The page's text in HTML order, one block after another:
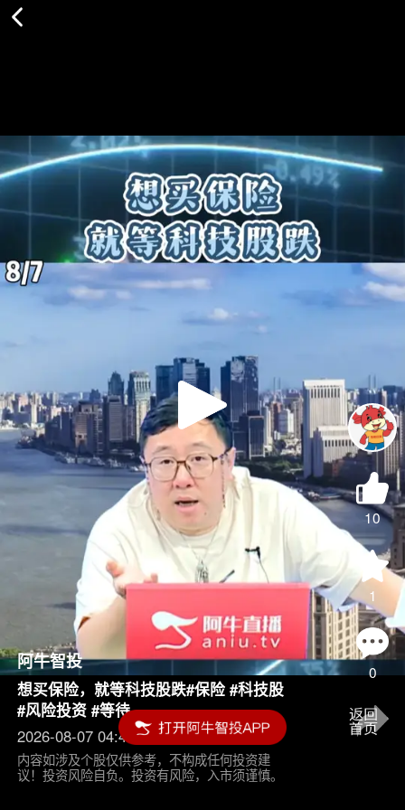
Play
Video
10
1
0
阿牛智投
想买保险，就等科技股跌#保险 #科技股
#风险投资 #等待
2026-08-07 04:45
内容如涉及个股仅供参考，不构成任何投资建
议！投资风险自负。投资有风险，入市须谨慎。